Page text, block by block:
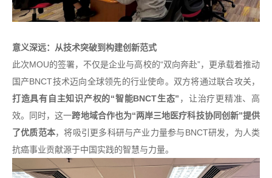
意义深远：从技术突破到构建创新范式
此次MOU的签署，不仅是企业与高校的“双向奔赴”，更承载着推动
国产BNCT技术迈向全球领先的行业使命。双方将通过联合攻关，
打造具有自主知识产权的“智能BNCT生态” ，让治疗更精准、高
效。同时，这一跨地域合作也为“两岸三地医疗科技协同创新”提供
了优质范本，将吸引更多科研与产业力量参与BNCT研发，为人类
抗癌事业贡献源于中国实践的智慧与力量。